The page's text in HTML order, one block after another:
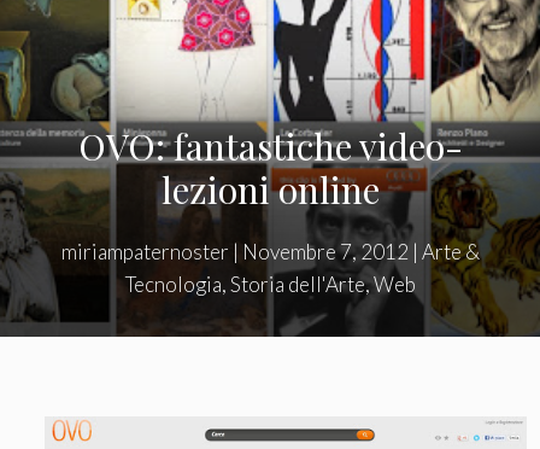
OVO: fantastiche video-
lezioni online
miriampaternoster | Novembre 7, 2012 | Arte &
Tecnologia,Storia dell'Arte,Web